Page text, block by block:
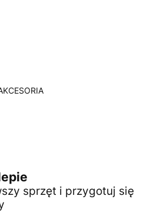
sprzęt i przygotuj się